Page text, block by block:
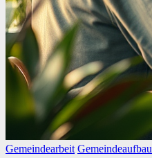
Posted
Gemeindearbeit Gemeindeaufbau